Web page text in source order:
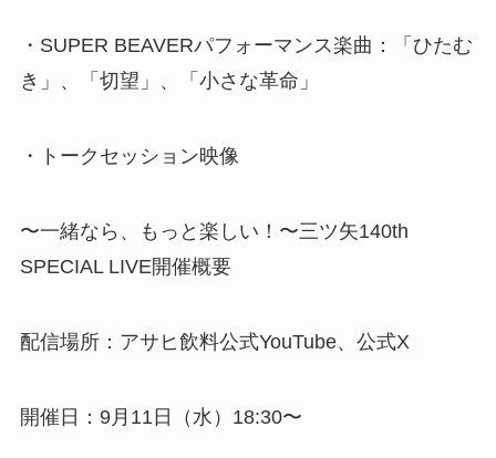
・SUPER BEAVERパフォーマンス楽曲：「ひたむ
き」、「切望」、「小さな革命」
・トークセッション映像
〜一緒なら、もっと楽しい！〜三ツ矢140th
SPECIAL LIVE開催概要
配信場所：アサヒ飲料公式YouTube、公式X
開催日：9月11日（水）18:30〜